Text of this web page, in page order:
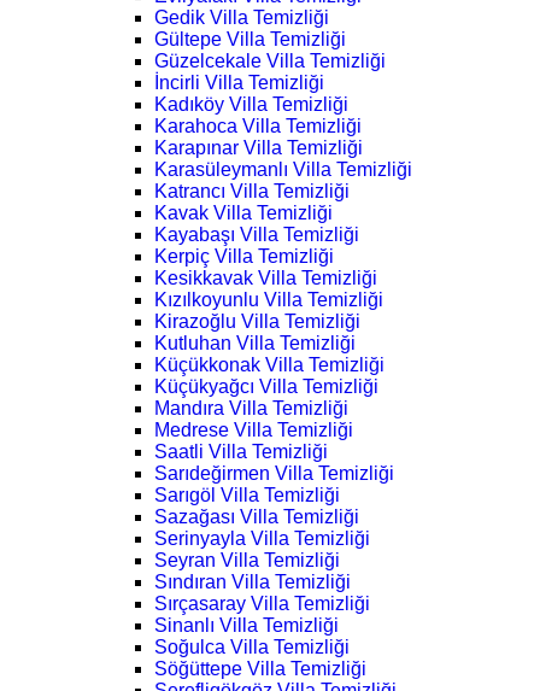
Gedik Villa Temizliği
Gültepe Villa Temizliği
Güzelcekale Villa Temizliği
İncirli Villa Temizliği
Kadıköy Villa Temizliği
Karahoca Villa Temizliği
Karapınar Villa Temizliği
Karasüleymanlı Villa Temizliği
Katrancı Villa Temizliği
Kavak Villa Temizliği
Kayabaşı Villa Temizliği
Kerpiç Villa Temizliği
Kesikkavak Villa Temizliği
Kızılkoyunlu Villa Temizliği
Kirazoğlu Villa Temizliği
Kutluhan Villa Temizliği
Küçükkonak Villa Temizliği
Küçükyağcı Villa Temizliği
Mandıra Villa Temizliği
Medrese Villa Temizliği
Saatli Villa Temizliği
Sarıdeğirmen Villa Temizliği
Sarıgöl Villa Temizliği
Sazağası Villa Temizliği
Serinyayla Villa Temizliği
Seyran Villa Temizliği
Sındıran Villa Temizliği
Sırçasaray Villa Temizliği
Sinanlı Villa Temizliği
Soğulca Villa Temizliği
Söğüttepe Villa Temizliği